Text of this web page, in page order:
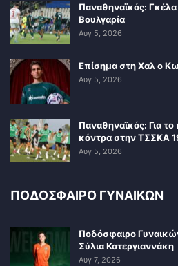
Παναθηναϊκός: Γκέλα
Βουλγαρία
Αυγ 5, 2026
Επίσημα στη Χαλ ο
Αυγ 5, 2026
Παναθηναϊκός: Για
κόντρα στην ΤΣΣΚΑ
Αυγ 5, 2026
ΠΟΔΟΣΦΑΙΡΟ ΓΥΝΑΙΚΩΝ
Ποδόσφαιρο
Σύλια Κατεργιαννάκη
Αυγ 7, 2026